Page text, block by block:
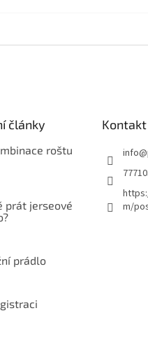
články
roštu
prát jerseové
prádlo
Kontakt
info@
m/